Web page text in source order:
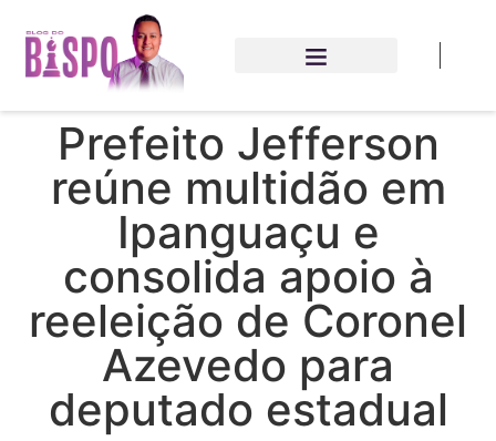
Prefeito Jefferson
reúne multidão em
Ipanguaçu e
consolida apoio à
reeleição de Coronel
Azevedo para
deputado estadual